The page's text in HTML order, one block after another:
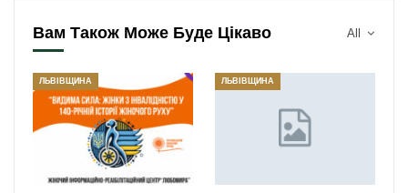
All
Вам Також Може Буде Цікаво
ЛЬВІВЩИНА ЛЬВІВЩИНА